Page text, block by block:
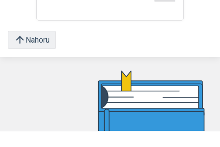
Nahoru